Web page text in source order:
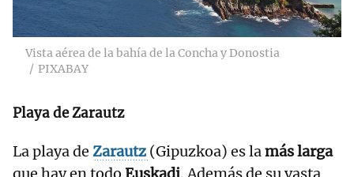
Vista aérea de la bahía de la Concha y Donostia
PIXABAY
Playa de Zarautz
La playa de Zarautz (Gipuzkoa) es lamás larga
que hay en todo Euskadi. Además de su vasta